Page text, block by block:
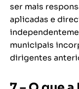
ser mais
aplicadas e
municipais
dirigentes